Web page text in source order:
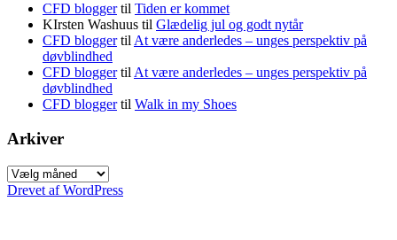
CFD bloggertil Tiden er kommet
KIrsten Washuus til Glædelig jul og godt nytår
CFD bloggertil At være anderledes – unges perspektiv på
døvblindhed
CFD bloggertil At være anderledes – unges perspektiv på
døvblindhed
CFD bloggertil Walk in my Shoes
Arkiver
Arkiver
Drevet af WordPress